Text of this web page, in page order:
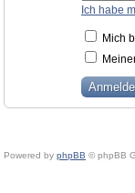
Ich habe
Mich
Powered by phpBB © phpBB